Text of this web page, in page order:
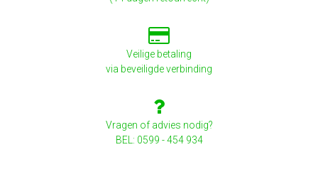
Veilige betaling
via beveiligde verbinding
Vragen of advies nodig?
BEL: 0599 - 454 934